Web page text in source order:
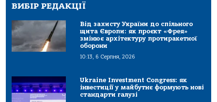
ВИБІР РЕДАКЦІЇ
Від захисту України до спільного
щита Європи: як проєкт «Фрея»
змінює архітектуру протиракетної
оборони
10:13, 6 Серпня, 2026
Ukraine Investment Congress: як
інвестиції у майбутнє формують нові
стандарти галузі